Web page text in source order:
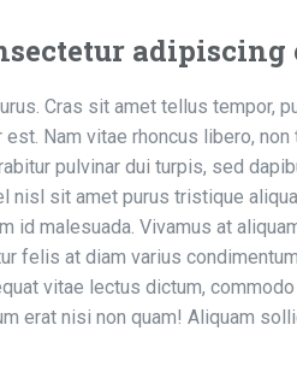
adipiscing
Cras sit amet tellus tempor,
Nam vitae rhoncus libero,
pulvinar dui turpis, sed
sit amet purus tristique
id malesuada. Vivamus at
felis at diam varius
vitae lectus dictum,
erat nisi non quam! Aliquam